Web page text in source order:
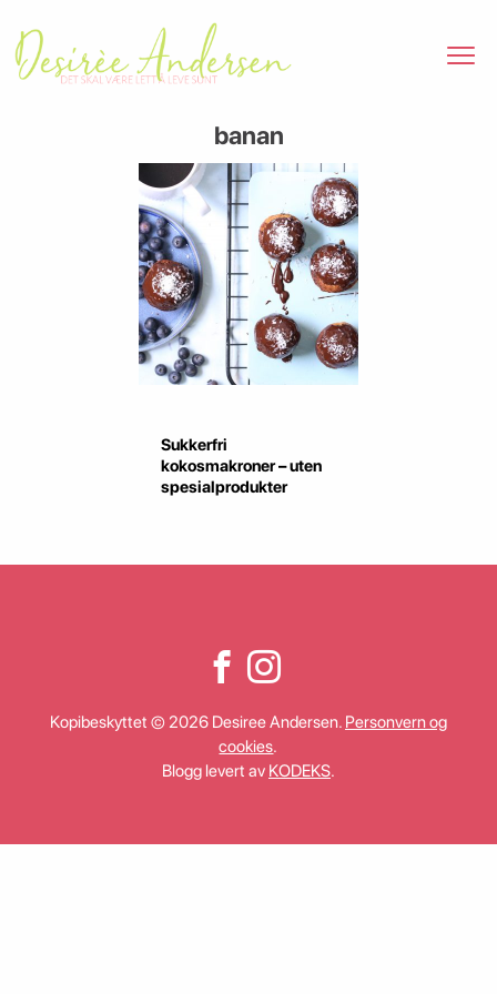
banan
Sukkerfri
kokosmakroner – uten
spesialprodukter
Kopibeskyttet © 2026 Desiree Andersen. Personvern og
cookies.
Blogg levert av KODEKS.